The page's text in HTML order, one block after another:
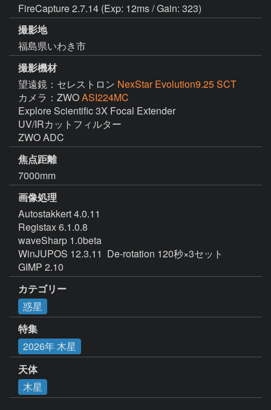
FireCapture 2.7.14 (Exp: 12ms / Gain: 323)
撮影地
福島県いわき市
撮影機材
望遠鏡：セレストロン NexStar Evolution9.25 SCT
カメラ：ZWOASI224MC
Explore Scientific 3X Focal Extender
UV/IRカットフィルター
ZWO ADC
焦点距離
7000mm
画像処理
Autostakkert 4.0.11
Registax 6.1.0.8
waveSharp 1.0beta
WinJUPOS 12.3.11  De-rotation 120秒×3セット
GIMP 2.10
カテゴリー
惑星
特集
2026年 木星
天体
木星